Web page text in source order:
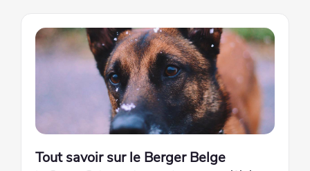
Tout savoir sur le Berger Belge